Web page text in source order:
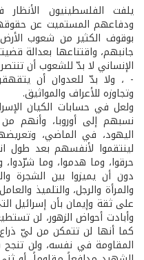
يلفت الفلسطينيون
ودفاعهم المستميت عن
بوقوف الكثير من شعوب
جانبهم، واقتناعها بعدالة
الإنساني لا بدّ للشعوب أن
- ، ولا بدّ للعدوان أن
وتجاوزه للأعراف والمواثيق.
ولعل في حسابات الكيان
نسبهم إلى أوروبا، وأنهم
اليهود، في الماضي،
لينتقموا لأنفسهم بعد طول
حرقوا، وما هدموا، وما شرّدوا،
دون أن يميزوا بين الشجرة
والمرأة والرجل، والتلميذ
على ثقة وإيمان بأن إسرائيل
وأبادت أحواض الزهور، لن
كما أنها لن تتمكن من ليّ
المقاومة في نفسه، ولن